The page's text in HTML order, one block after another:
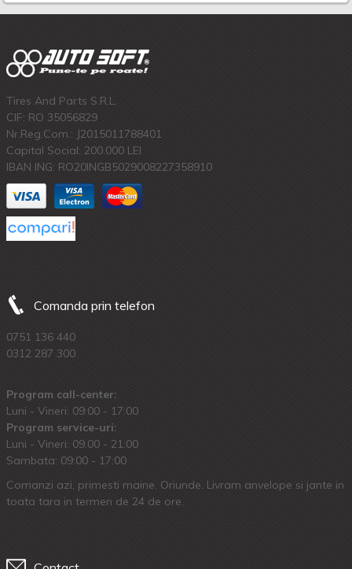
Tires And Parts S.R.L.
CIF: RO 35056829
Nr.Reg.Com.: J2015011788401
Capital Social: 200.000 LEI
IBAN ING: RO20INGB5029008227358910
Comanda prin telefon
0751 136 440
0312 287 300
Program call-center:
Luni - Vineri: 09:00 - 17:00
Program service-uri:
Luni - Vineri: 09.00 - 21:00
Sambata: 09:00 - 17:00
Comanzi azi, primesti maine. Oriunde. Livram anvelope si jante in
toata tara in termen de 24 de ore.